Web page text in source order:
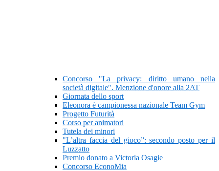
Concorso "La privacy: diritto umano nella
società digitale". Menzione d'onore alla 2AT
Giornata dello sport
Eleonora è campionessa nazionale Team Gym
Progetto Futurità
Corso per animatori
Tutela dei minori
"L’altra faccia del gioco”: secondo posto per il
Luzzatto
Premio donato a Victoria Osagie
Concorso EconoMia